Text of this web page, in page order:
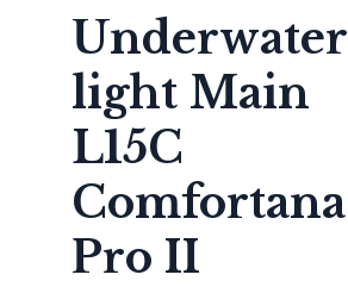
Underwater
light Main
L15C
Comfortana
Pro II